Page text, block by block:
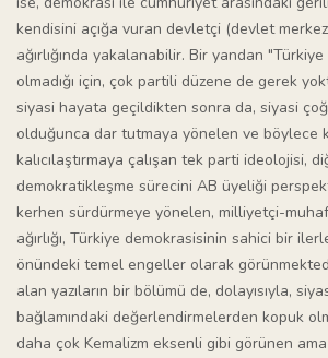
kendisini açığa vuran devletçi (devlet
ağırlığında yakalanabilir. Bir yandan
olmadığı için, çok partili düzene de gerek
siyasi hayata geçildikten sonra da, siyasi
olduğunca dar tutmaya yönelen ve böylece
kalıcılaştırmaya çalışan tek parti ideolojisi,
demokratikleşme sürecini AB üyeliği
kerhen sürdürmeye yönelen, milliyetçi-
ağırlığı, Türkiye demokrasisinin sahici bir
önündeki temel engeller olarak
alan yazıların bir bölümü de, dolayısıyla,
bağlamındaki değerlendirmelerden kopuk
daha çok Kemalizm eksenli gibi görünen ama